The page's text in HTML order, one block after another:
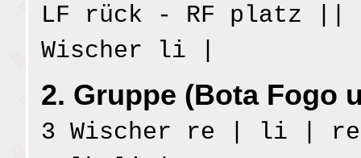
LF rück - RF platz ||
Wischer li |
2. Gruppe (Bota Fogo
3 Wischer re | li | re